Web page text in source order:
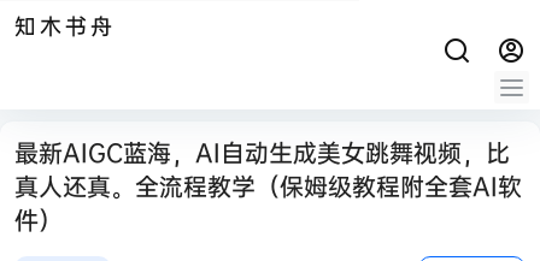
知木书舟
最新AIGC蓝海，AI自动生成美女跳舞视频，比
真人还真。全流程教学（保姆级教程附全套AI软
件）